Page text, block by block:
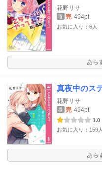
花野リサ
巻 完 494pt
お気に入り：6人
あら
真夜中のス
花野リサ
巻 完 494pt
1.0
お気に入り：159人
あら